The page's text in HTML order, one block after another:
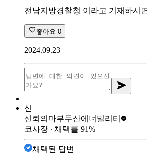
전남지방경찰청 이라고 기재하시
좋아요 0
2024.09.23
신
신뢰의마부두산에너빌리티
코사장 ∙ 채택률 91%
채택된 답변